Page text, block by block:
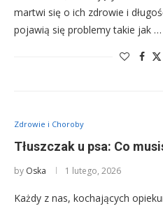
martwi się o ich zdrowie i
pojawią się problemy takie jak …
Zdrowie i Choroby
Tłuszczak u psa: Co
by Oska 1 lutego, 2026
Każdy z nas, kochających